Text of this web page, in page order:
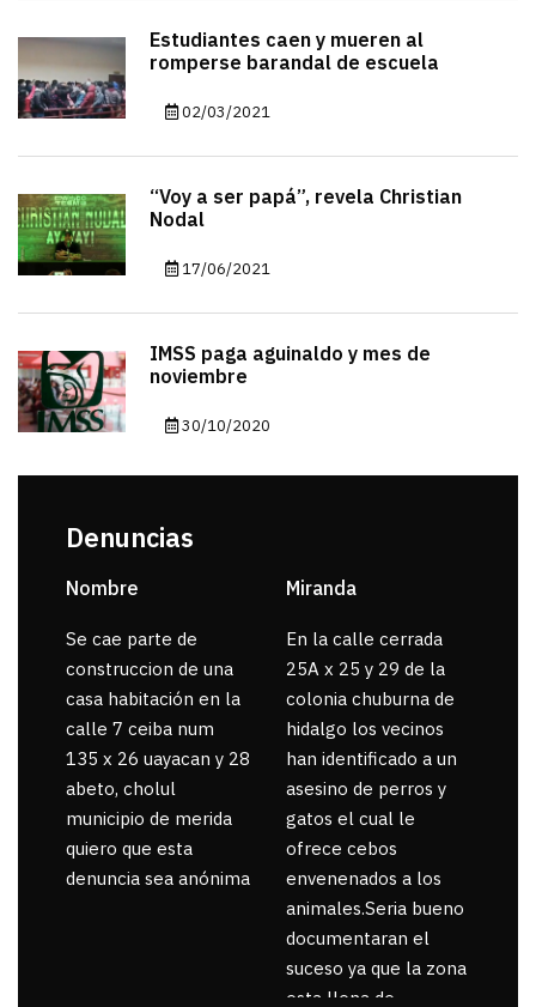
Estudiantes caen y mueren al
romperse barandal de escuela
02/03/2021
“Voy a ser papá”, revela Christian
Nodal
17/06/2021
IMSS paga aguinaldo y mes de
noviembre
30/10/2020
Denuncias
Nombre
Se cae parte de
construccion de una
casa habitación en la
calle 7 ceiba num
135 x 26 uayacan y 28
abeto, cholul
municipio de merida
quiero que esta
denuncia sea anónima
Miranda
En la calle cerrada
25A x 25 y 29 de la
colonia chuburna de
hidalgo los vecinos
han identificado a un
asesino de perros y
gatos el cual le
ofrece cebos
envenenados a los
animales.Seria bueno
documentaran el
suceso ya que la zona
esta llena de